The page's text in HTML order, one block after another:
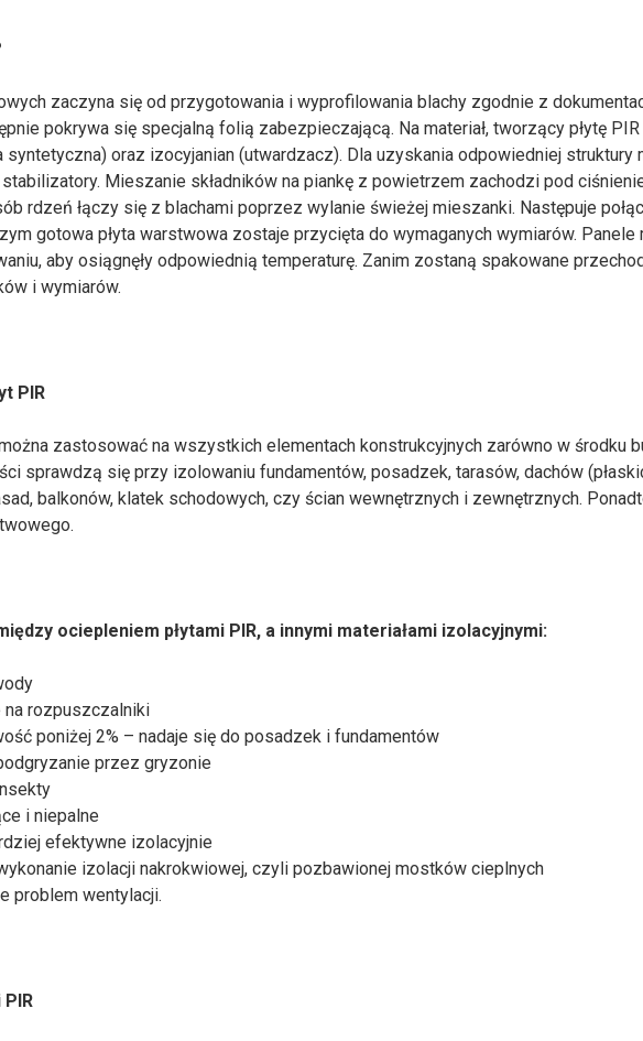
zaczyna się od przygotowania i wyprofilowania blachy zgodnie z
pokrywa się specjalną folią zabezpieczającą. Na materiał, tworzący płytę PIR
oraz izocyjanian (utwardzacz). Dla uzyskania odpowiedniej struktury
Mieszanie składników na piankę z powietrzem zachodzi pod
rdzeń łączy się z blachami poprzez wylanie świeżej mieszanki. Następuje
gotowa płyta warstwowa zostaje przycięta do wymaganych wymiarów.
aby osiągnęły odpowiednią temperaturę. Zanim zostaną spakowane
i wymiarów.
PIR
zastosować na wszystkich elementach konstrukcyjnych zarówno w środku
sprawdzą się przy izolowaniu fundamentów, posadzek, tarasów, dachów
balkonów, klatek schodowych, czy ścian wewnętrznych i zewnętrznych.
ociepleniem płytami PIR, a innymi materiałami izolacyjnymi:
na rozpuszczalniki
poniżej 2% – nadaje się do posadzek i fundamentów
przez gryzonie
i niepalne
efektywne izolacyjnie
izolacji nakrokwiowej, czyli pozbawionej mostków cieplnych
problem wentylacji.